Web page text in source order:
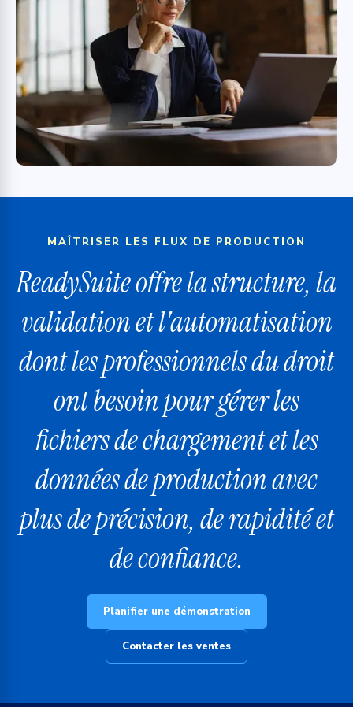
MAÎTRISER LES FLUX DE PRODUCTION
ReadySuite offre la structure, la
validation et l'automatisation
dont les professionnels du droit
ont besoin pour gérer les
fichiers de chargement et les
données de production avec
plus de précision, de rapidité et
de confiance.
Planifier une démonstration
Contacter les ventes